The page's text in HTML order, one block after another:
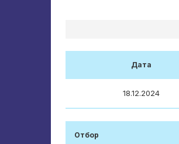
Дата
18.12.2024
Отбор